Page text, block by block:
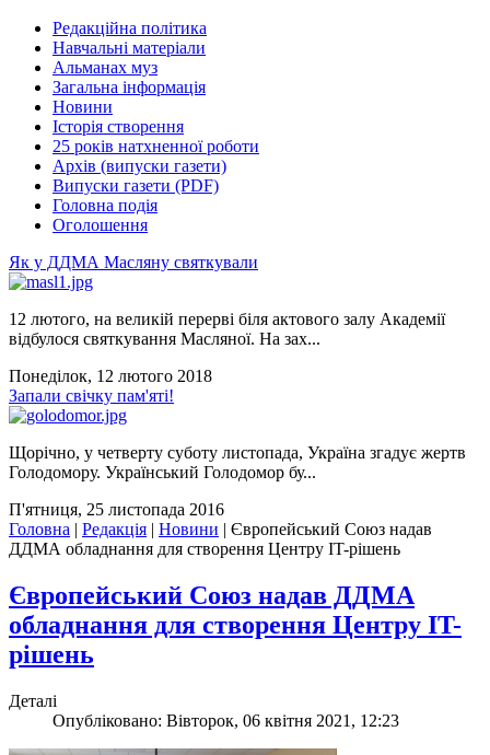
Редакційна політика
Навчальні матеріали
Альманах муз
Загальна інформація
Новини
Історія створення
25 років натхненної роботи
Архів (випуски газети)
Випуски газети (PDF)
Головна подія
Оголошення
Як у ДДМА Масляну святкували
12 лютого, на великій перерві біля актового залу Академії
відбулося святкування Масляної. На зах...
Понеділок, 12 лютого 2018
Запали свічку пам'яті!
Щорічно, у четверту суботу листопада, Україна згадує жертв
Голодомору. Український Голодомор бу...
П'ятниця, 25 листопада 2016
Головна | Редакція | Новини | Європейський Союз надав
ДДМА обладнання для створення Центру IT-рішень
Європейський Союз надав ДДМА
обладнання для створення Центру IT-
рішень
Деталі
Опубліковано: Вівторок, 06 квітня 2021, 12:23